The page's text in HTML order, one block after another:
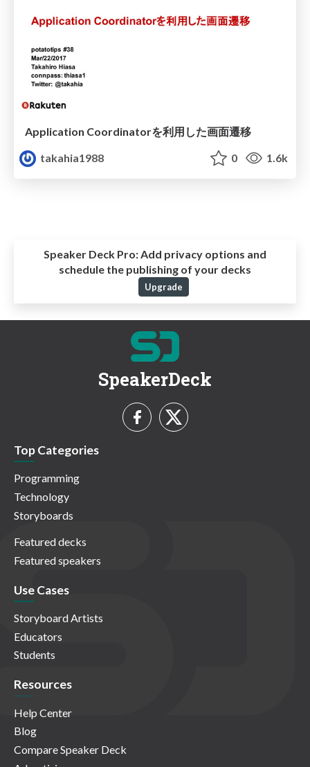
Application Coordinatorを利用した画面遷移
takahia1988
0 1.6k
Speaker Deck Pro:Add privacy options and
schedule the publishing of your decks
Upgrade
SpeakerDeck
Top Categories
Programming
Technology
Storyboards
Featured decks
Featured speakers
Use Cases
Storyboard Artists
Educators
Students
Resources
Help Center
Blog
Compare Speaker Deck